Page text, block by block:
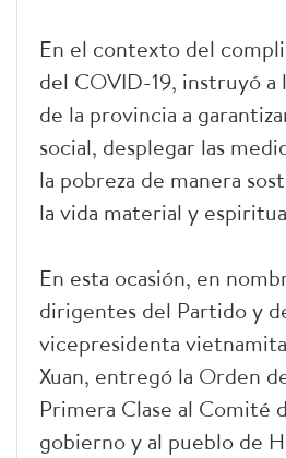
En el contexto del
del COVID-19, instruyó a
de la provincia a
social, desplegar las
la pobreza de manera
la vida material y
En esta ocasión, en
dirigentes del Partido y
vicepresidenta
Xuan, entregó la Orden
Primera Clase al Comité
gobierno y al pueblo de